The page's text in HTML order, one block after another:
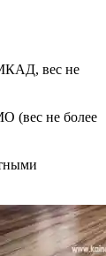
вес не
(вес не более